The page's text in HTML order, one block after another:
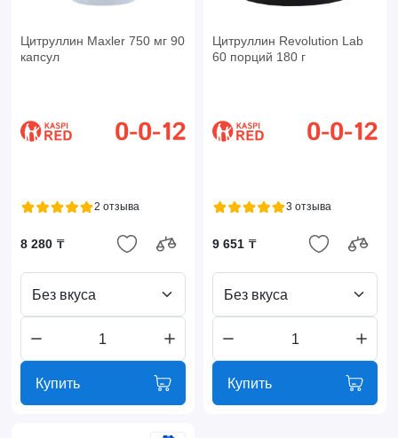
Цитруллин Maxler 750 мг 90
капсул
2 отзыва
8 280 ₸
Без вкуса
Купить
Цитруллин Revolution Lab
60 порций 180 г
3 отзыва
9 651 ₸
Без вкуса
Купить